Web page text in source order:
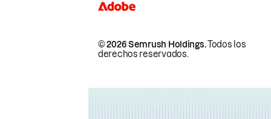
© 2026 Semrush Holdings.Todos los
derechos reservados.